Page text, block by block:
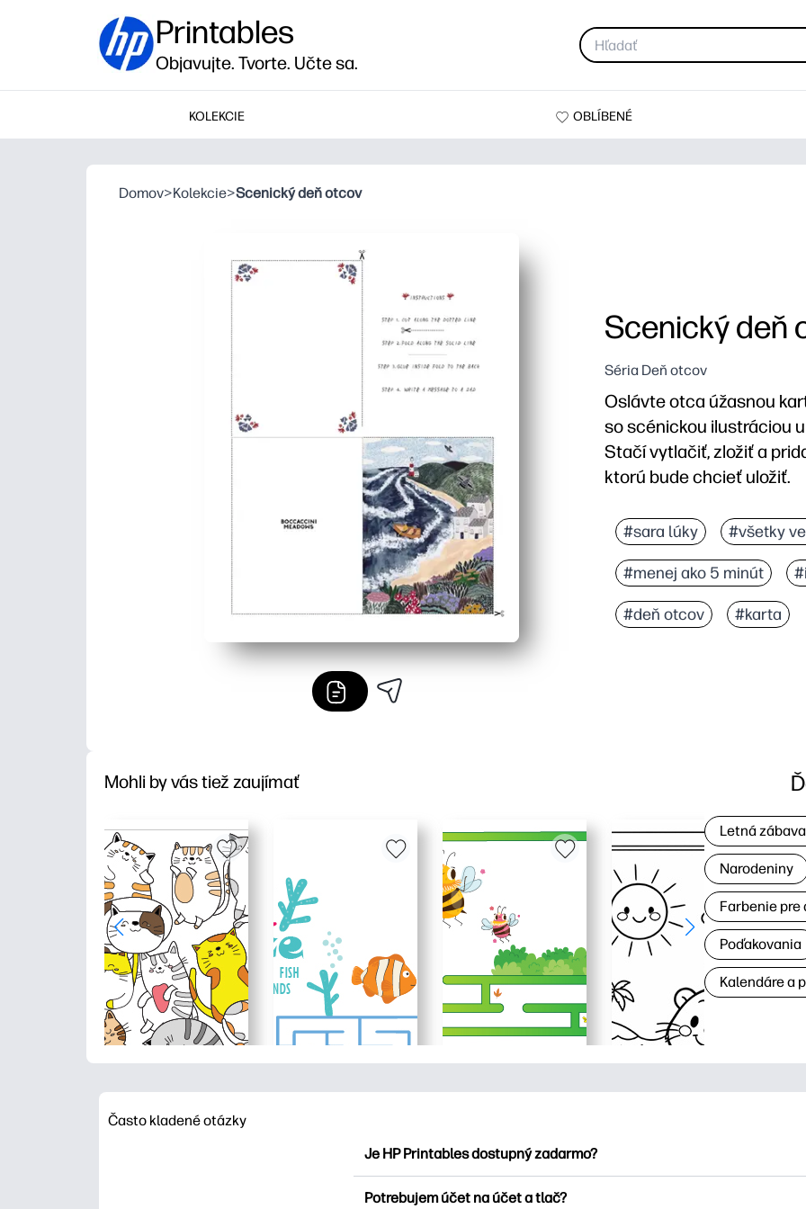
Printables
Objavujte. Tvorte. Učte sa.
KOLEKCIE OBLÍBENÉ
Domov>Kolekcie>Scenický deň otcov
Scenický deň
Séria Deň otcov
Oslávte otca úžasnou
so scénickou ilustráciou
Stačí vytlačiť, zložiť a
ktorú bude chcieť uložiť.
Pripravené za pár
Umelecký dizajn od
Vhodné pre deti - vo
Znovu vytlačte
#sara lúky #všetky
#menej ako 5 minút
#deň otcov #karta
Mohli by vás tiež zaujímať
Letná zábava
Narodeniny
Farbenie pre
Poďakovania
Kalendáre a
Často kladené otázky
Je HP Printables dostupný zadarmo?
Potrebujem účet na účet a tlač?